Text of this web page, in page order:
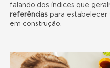
falando dos índices que
referências para estabelecer
em construção.